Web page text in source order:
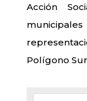
Acción
Polígono